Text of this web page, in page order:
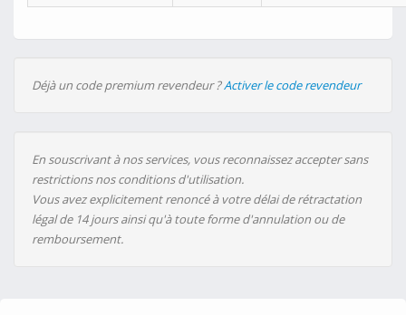
Déjà un code premium revendeur ?Activer le code revendeur
En souscrivant à nos services, vous reconnaissez accepter sans
restrictions nos conditions d'utilisation.
Vous avez explicitement renoncé à votre délai de rétractation
légal de 14 jours ainsi qu'à toute forme d'annulation ou de
remboursement.